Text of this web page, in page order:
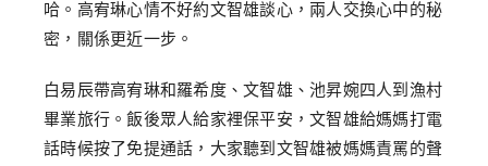
哈。高宥琳心情不好約文智雄談心，兩人交換心中的秘
密，關係更近一步。
白易辰帶高宥琳和羅希度、文智雄、池昇婉四人到漁村
畢業旅行。飯後眾人給家裡保平安，文智雄給媽媽打電
話時候按了免提通話，大家聽到文智雄被媽媽責罵的聲